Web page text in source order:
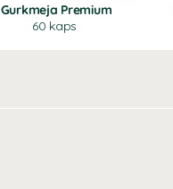
Gurkmeja Premium
60 kaps